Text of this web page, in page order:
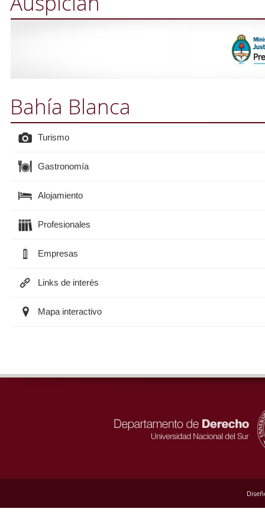
Bahía Blanca
Turismo
Gastronomía
Alojamiento
Profesionales
Empresas
Links de interés
Mapa interactivo